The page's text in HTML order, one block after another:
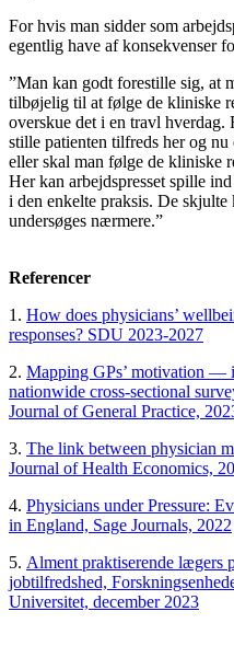
For hvis man sidder som
egentlig have af konsekvenser
”Man kan godt forestille sig, at
tilbøjelig til at følge de kliniske
overskue det i en travl hverdag.
stille patienten tilfreds her og
eller skal man følge de kliniske
Her kan arbejdspresset spille
i den enkelte praksis. De skjulte
undersøges nærmere.”
Referencer
1. How does physicians’
responses? SDU 2023-2027
2. Mapping GPs’ motivation —
nationwide cross-sectional
Journal of General Practice,
3. The link between physician
Journal of Health Economics,
4. Physicians under Pressure:
in England, Sage Journals, 2022
5. Alment praktiserende lægers
jobtilfredshed,
Universitet, december 2023